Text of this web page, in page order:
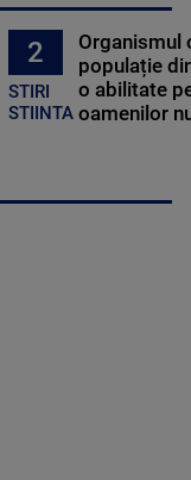
2
STIRI
STIINTA
Organismul
populație
o abilitate
oamenilor